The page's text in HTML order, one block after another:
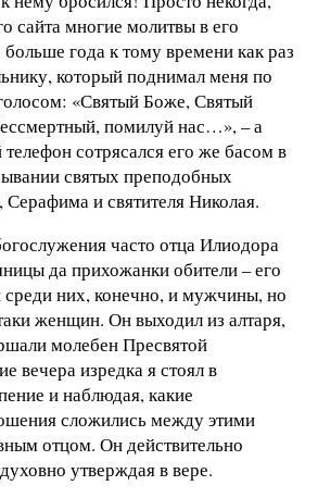
сайта многие молитвы в его
года к тому времени как раз
который поднимал меня по
«Святый Боже, Святый
помилуй нас…», – а
сотрясался его же басом в
святых преподобных
и святителя Николая.
часто отца Илиодора
да прихожанки обители – его
них, конечно, и мужчины, но
женщин. Он выходил из алтаря,
молебен Пресвятой
вечера изредка я стоял в
и наблюдая, какие
сложились между этими
отцом. Он действительно
утверждая в вере.